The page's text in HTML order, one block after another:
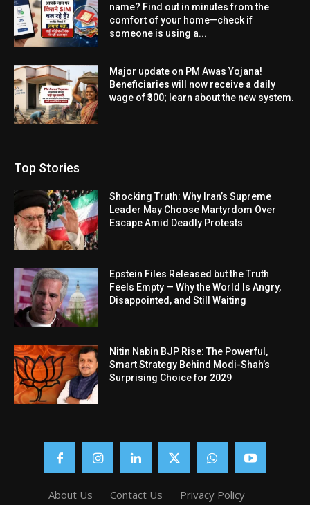
name? Find out in minutes from the
comfort of your home—check if
someone is using a...
Major update on PM Awas Yojana!
Beneficiaries will now receive a daily
wage of ₹300; learn about the new system.
Top Stories
Shocking Truth: Why Iran’s Supreme
Leader May Choose Martyrdom Over
Escape Amid Deadly Protests
Epstein Files Released but the Truth
Feels Empty — Why the World Is Angry,
Disappointed, and Still Waiting
Nitin Nabin BJP Rise: The Powerful,
Smart Strategy Behind Modi-Shah’s
Surprising Choice for 2029
About Us Contact Us Privacy Policy